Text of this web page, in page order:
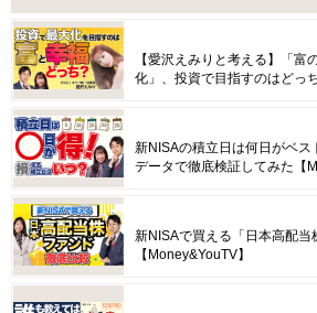
【愛沢えみりと考える】「富
化」、投資で目指すのはどっ
新NISAの積立日は何日がベ
データで徹底検証してみた【
新NISAで買える「日本高配当
【Money&YouTV】